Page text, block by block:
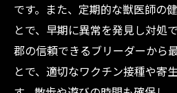
です。また、定期的な獣医師の
とで、早期に異常を発見し対処
郡の信頼できるブリーダーから
とで、適切なワクチン接種や寄